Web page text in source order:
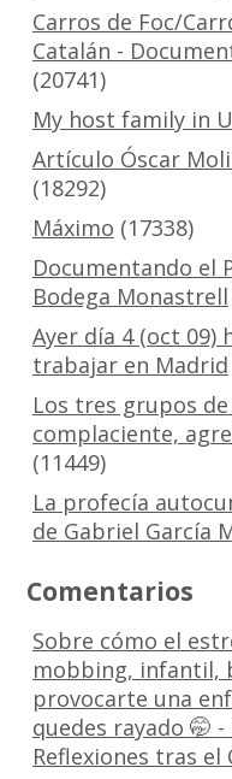
Carros de Foc/
Catalán -
(20741)
My host family in
Artículo Óscar
(18292)
Máximo (17338)
Documentando el
Bodega Monastrell
Ayer día 4 (oct 09)
trabajar en Madrid
Los tres grupos
complaciente,
(11449)
La profecía
de Gabriel García
Comentarios
Sobre cómo el
mobbing, infantil,
provocarte una
quedes rayado 🤭
Reflexiones tras el